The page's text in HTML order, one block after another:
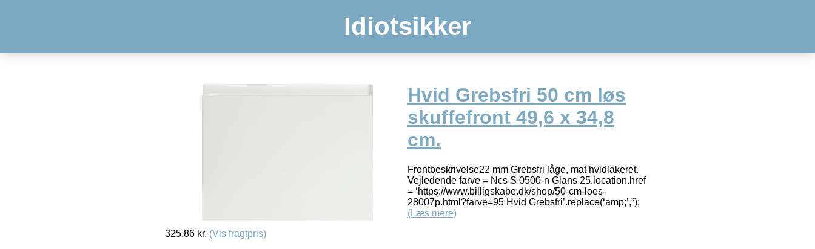
Idiotsikker
Hvid Grebsfri 50 cm løs
skuffefront 49,6 x 34,8
cm.
Frontbeskrivelse22 mm Grebsfri låge, mat hvidlakeret.
Vejledende farve = Ncs S 0500-n Glans 25.location.href
= ‘https://www.billigskabe.dk/shop/50-cm-loes-
28007p.html?farve=95 Hvid Grebsfri’.replace(‘amp;’,”);
(Læs mere)
325.86 kr. (Vis fragtpris)